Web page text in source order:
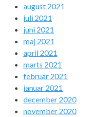
august 2021
juli 2021
juni 2021
maj 2021
april 2021
marts 2021
februar 2021
januar 2021
december 2020
november 2020